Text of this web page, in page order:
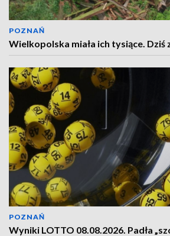
POZNAŃ
Wielkopolska miała ich tysiące. Dziś
POZNAŃ
Wyniki LOTTO 08.08.2026. Padła